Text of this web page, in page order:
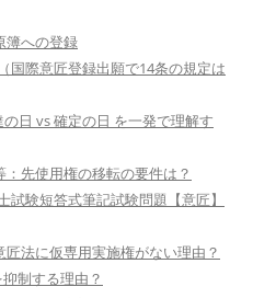
簿への登録
際意匠登録出願で14条の規定は
日 vs 確定の日 を一発で理解す
先使用権の移転の要件は？
験短答式筆記試験問題【意匠】
法に仮専用実施権がない理由？
制する理由？